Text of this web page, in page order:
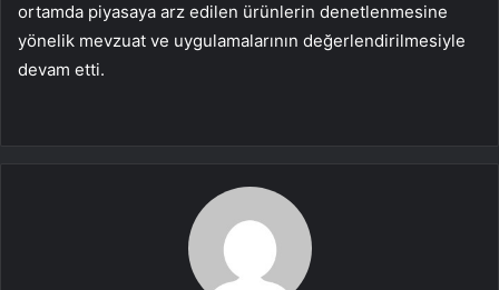
ortamda piyasaya arz edilen ürünlerin denetlenmesine
yönelik mevzuat ve uygulamalarının değerlendirilmesiyle
devam etti.